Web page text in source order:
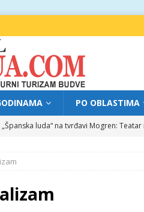
PO OBLASTIMA
„Španska luda“ na tvrđavi Mogren:
Trg pjesnika ugostio Mihajla Pantića: